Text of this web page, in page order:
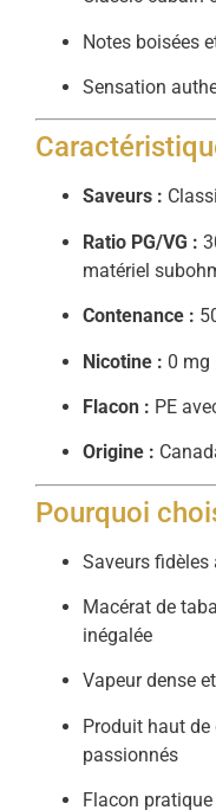
Notes boisées
Sensation
Saveurs :
Ratio PG/VG :
matériel
Contenance :
Nicotine : 0 mg
Flacon : PE
Origine :
Pourquoi
Saveurs
Macérat de
inégalée
Vapeur dense
Produit haut
passionnés
Flacon